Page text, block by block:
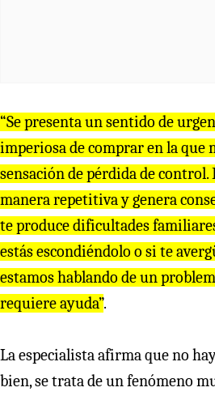
“Se presenta un sentido de
imperiosa de comprar en la que
sensación de pérdida de control.
manera repetitiva y genera
te produce dificultades
estás escondiéndolo o si te
estamos hablando de un
requiere ayuda”.
La especialista afirma que no
bien, se trata de un fenómeno